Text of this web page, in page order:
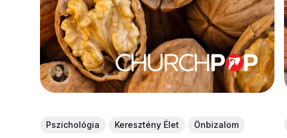
Pszichológia Keresztény Élet Önbizalom